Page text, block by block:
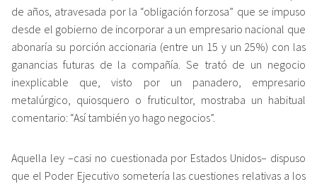
de años, atravesada por la “obligación forzosa” que se impuso
desde el gobierno de incorporar a un empresario nacional que
abonaría su porción accionaria (entre un 15 y un 25%) con las
ganancias futuras de la compañía. Se trató de un negocio
inexplicable que, visto por un panadero, empresario
metalúrgico, quiosquero o fruticultor, mostraba un habitual
comentario: “Así también yo hago negocios”.
Aquella ley –casi no cuestionada por Estados Unidos– dispuso
que el Poder Ejecutivo sometería las cuestiones relativas a los